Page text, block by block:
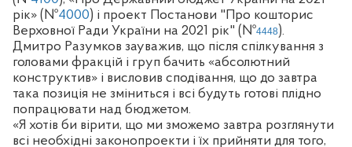
рік» (№4000) і проект Постанови "Про кошторис
Верховної Ради України на 2021 рік" (№4448).
Дмитро Разумков зауважив, що після спілкування з
головами фракцій і груп бачить «абсолютний
конструктив» і висловив сподівання, що до завтра
така позиція не зміниться і всі будуть готові плідно
попрацювати над бюджетом.
«Я хотів би вірити, що ми зможемо завтра розглянути
всі необхідні законопроекти і їх прийняти для того,